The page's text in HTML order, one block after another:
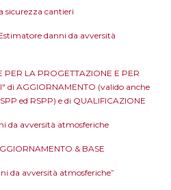
sicurezza cantieri
danni da avversità
LA PROGETTAZIONE E PER
di AGGIORNAMENTO (valido anche
ed RSPP) e di QUALIFICAZIONE
da avversità atmosferiche
& BASE
da avversità atmosferiche”